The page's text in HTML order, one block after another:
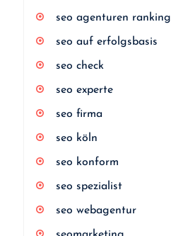
seo agenturen ranking
seo auf erfolgsbasis
seo check
seo experte
seo firma
seo köln
seo konform
seo spezialist
seo webagentur